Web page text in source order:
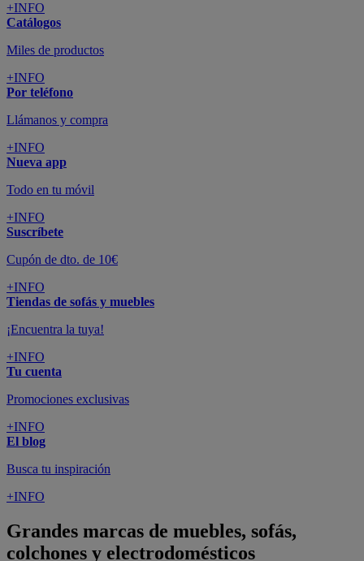
+INFO
Catálogos
Miles de productos
+INFO
Por teléfono
Llámanos y compra
+INFO
Nueva app
Todo en tu móvil
+INFO
Suscríbete
Cupón de dto. de 10€
+INFO
Tiendas de sofás y muebles
¡Encuentra la tuya!
+INFO
Tu cuenta
Promociones exclusivas
+INFO
El blog
Busca tu inspiración
+INFO
Grandes marcas de muebles, sofás,
colchones y electrodomésticos